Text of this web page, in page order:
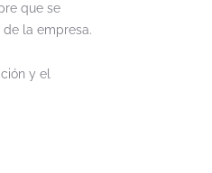
que se
la empresa.
y el